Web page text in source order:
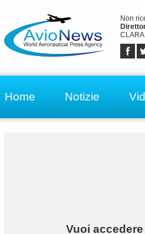
Non
CLARA
Home Notizie
Vuoi